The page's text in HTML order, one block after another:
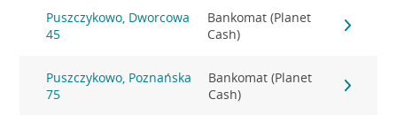
Puszczykowo, Dworcowa
45
Bankomat (Planet
Cash)
Puszczykowo, Poznańska
75
Bankomat (Planet
Cash)